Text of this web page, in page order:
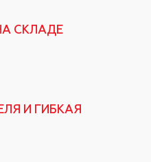
СКЛАДЕ
И ГИБКАЯ